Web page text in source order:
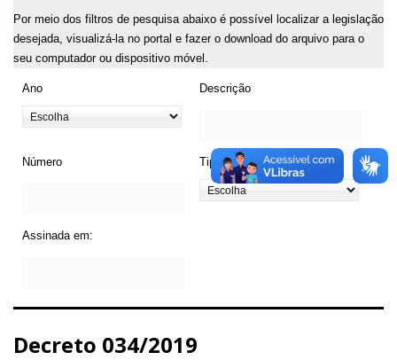
Por meio dos filtros de pesquisa abaixo é possível localizar a legislação
desejada, visualizá-la no portal e fazer o download do arquivo para o
seu computador ou dispositivo móvel.
Ano Descrição
Número Tipo de Legislação
Assinada em:
Decreto 034/2019